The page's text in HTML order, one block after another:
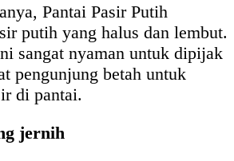
Pantai Pasir Putih
putih yang halus dan lembut.
sangat nyaman untuk dipijak
pengunjung betah untuk
di pantai.
jernih